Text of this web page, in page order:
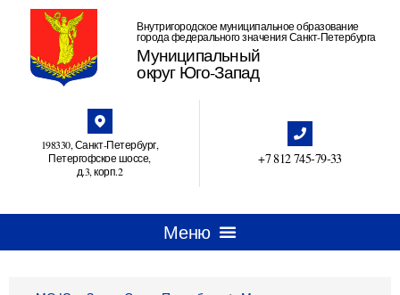
Внутригородское муниципальное образование
города федерального значения Санкт-Петербурга
Муниципальный
округ Юго-Запад
198330, Санкт-Петербург,
Петергофское шоссе,
д.3, корп.2
+7 812 745‑79-33